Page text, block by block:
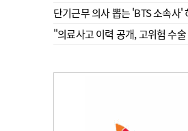
단기근무 의사 뽑는 'BTS 소속사'
"의료사고 이력 공개, 고위험 수